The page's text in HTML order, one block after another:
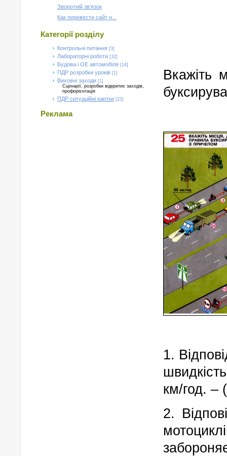
Зворотній зв'язок
Как перевести сайт н...
Категорії розділу
Контрольні питання [3]
Лабораторні роботи [32]
Будова і ОЕ автомобіля [14]
ПДР розробки уроків [1]
Виховні заходи [1]
Сценарії, розробки відкритих заходів,
профорієнтація
ПДР ситуаційні картки [22]
Реклама
Вкажіть
1.
км/год. –
2.